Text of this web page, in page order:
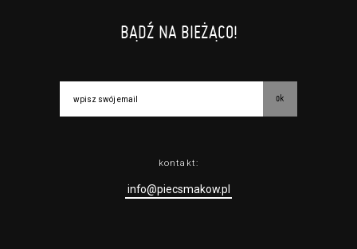
BĄDŹ NA BIEŻĄCO!
ok
kontakt:
info@piecsmakow.pl